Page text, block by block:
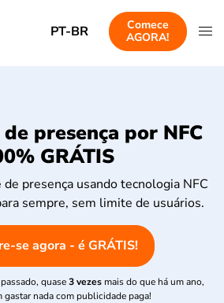
PT-BR
Comece
AGORA!
presença por NFC
GRÁTIS
presença usando tecnologia NFC
sempre, sem limite de usuários.
se agora - é GRÁTIS!
quase3 vezes mais do que há um ano,
gastar nada com publicidade paga!